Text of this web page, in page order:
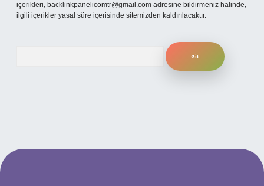
içerikleri, backlinkpanelicomtr@gmail.com adresine bildirmeniz halinde,
ilgili içerikler yasal süre içerisinde sitemizden kaldırılacaktır.
ilbet giriş